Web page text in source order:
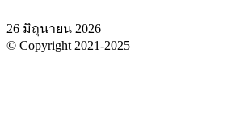
26 มิถุนายน 2026
© Copyright 2021-2025